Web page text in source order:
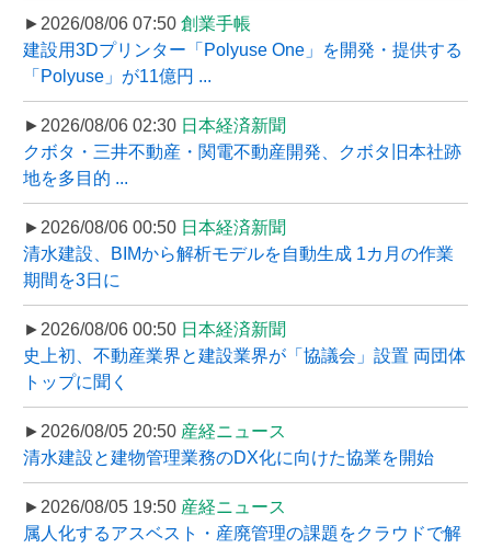
►2026/08/06 07:50 創業手帳
建設用3Dプリンター「Polyuse One」を開発・提供する
「Polyuse」が11億円 ...
►2026/08/06 02:30 日本経済新聞
クボタ・三井不動産・関電不動産開発、クボタ旧本社跡
地を多目的 ...
►2026/08/06 00:50 日本経済新聞
清水建設、BIMから解析モデルを自動生成 1カ月の作業
期間を3日に
►2026/08/06 00:50 日本経済新聞
史上初、不動産業界と建設業界が「協議会」設置 両団体
トップに聞く
►2026/08/05 20:50 産経ニュース
清水建設と建物管理業務のDX化に向けた協業を開始
►2026/08/05 19:50 産経ニュース
属人化するアスベスト・産廃管理の課題をクラウドで解